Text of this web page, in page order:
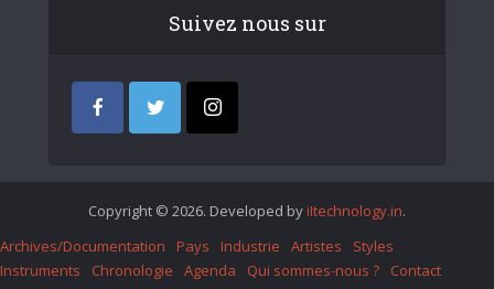
Suivez nous sur
Copyright © 2026. Developed by iItechnology.in.
Archives/Documentation
Pays Industrie Artistes
Styles
Instruments
Chronologie Agenda Qui sommes-nous ? Contact